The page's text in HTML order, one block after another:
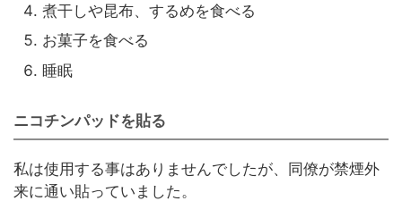
煮干しや昆布、するめを食べる
お菓子を食べる
睡眠
ニコチンパッドを貼る
私は使用する事はありませんでしたが、同僚が禁煙外
来に通い貼っていました。